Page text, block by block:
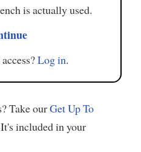
is actually used.
Log in.
Take ourGet Up To
included in your